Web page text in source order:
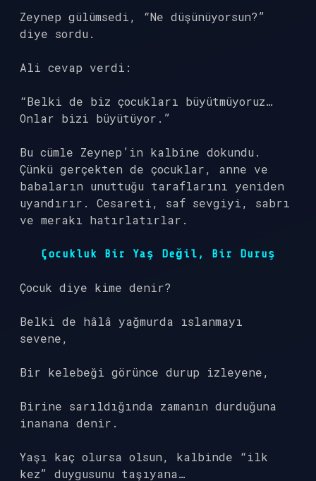
Zeynep gülümsedi, “Ne düşünüyorsun?”
diye sordu.
Ali cevap verdi:
“Belki de biz çocukları büyütmüyoruz…
Onlar bizi büyütüyor.”
Bu cümle Zeynep’in kalbine dokundu.
Çünkü gerçekten de çocuklar, anne ve
babaların unuttuğu taraflarını yeniden
uyandırır. Cesareti, saf sevgiyi, sabrı
ve merakı hatırlatırlar.
Çocukluk Bir Yaş Değil, Bir Duruş
Çocuk diye kime denir?
Belki de hâlâ yağmurda ıslanmayı
sevene,
Bir kelebeği görünce durup izleyene,
Birine sarıldığında zamanın durduğuna
inanana denir.
Yaşı kaç olursa olsun, kalbinde “ilk
kez” duygusunu taşıyana…